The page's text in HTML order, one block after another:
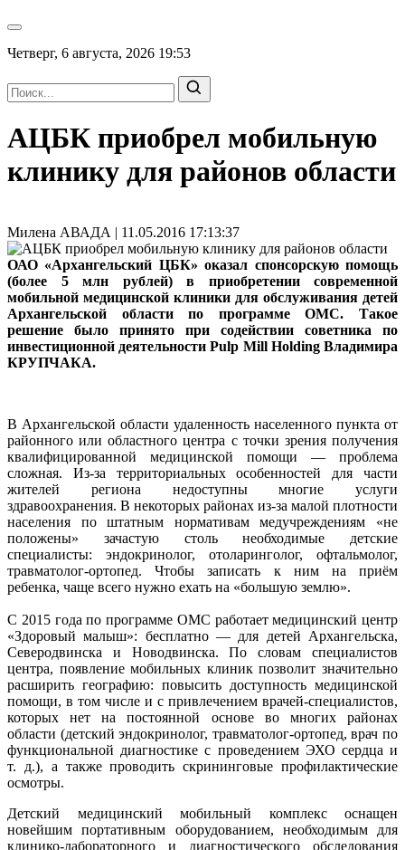
Четверг, 6 августа, 2026 19:53
АЦБК приобрел мобильную
клинику для районов области
Милена АВАДА | 11.05.2016 17:13:37
ОАО «Архангельский ЦБК» оказал спонсорскую помощь
(более 5 млн рублей) в приобретении современной
мобильной медицинской клиники для обслуживания детей
Архангельской области по программе ОМС. Такое
решение было принято при содействии советника по
инвестиционной деятельности Pulp Mill Holding Владимира
КРУПЧАКА.
В Архангельской области удаленность населенного пункта от
районного или областного центра с точки зрения получения
квалифицированной медицинской помощи — проблема
сложная. Из-за территориальных особенностей для части
жителей региона недоступны многие услуги
здравоохранения. В некоторых районах из-за малой плотности
населения по штатным нормативам медучреждениям «не
положены» зачастую столь необходимые детские
специалисты: эндокринолог, отоларинголог, офтальмолог,
травматолог-ортопед. Чтобы записать к ним на приём
ребенка, чаще всего нужно ехать на «большую землю».
С 2015 года по программе ОМС работает медицинский центр
«Здоровый малыш»: бесплатно — для детей Архангельска,
Северодвинска и Новодвинска. По словам специалистов
центра, появление мобильных клиник позволит значительно
расширить географию: повысить доступность медицинской
помощи, в том числе и с привлечением врачей-специалистов,
которых нет на постоянной основе во многих районах
области (детский эндокринолог, травматолог-ортопед, врач по
функциональной диагностике с проведением ЭХО сердца и
т. д.), а также проводить скрининговые профилактические
осмотры.
Детский медицинский мобильный комплекс оснащен
новейшим портативным оборудованием, необходимым для
клинико-лабораторного и диагностического обследования